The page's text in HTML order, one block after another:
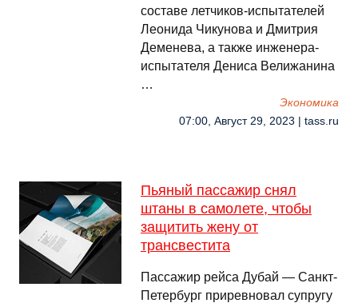
составе летчиков-испытателей
Леонида Чикунова и Дмитрия
Деменева, а также инженера-
испытателя Дениса Велижанина
…
Экономика
07:00, Август 29, 2023 | tass.ru
Пьяный пассажир снял
штаны в самолете, чтобы
защитить жену от
трансвестита
Пассажир рейса Дубай — Санкт-
Петербург приревновал супругу